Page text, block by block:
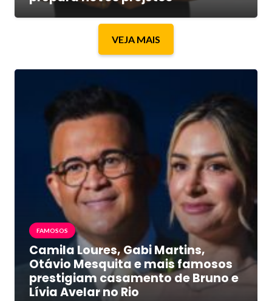
VEJA MAIS
FAMOSOS
Camila Loures, Gabi Martins,
Otávio Mesquita e mais famosos
prestigiam casamento de Bruno e
Lívia Avelar no Rio